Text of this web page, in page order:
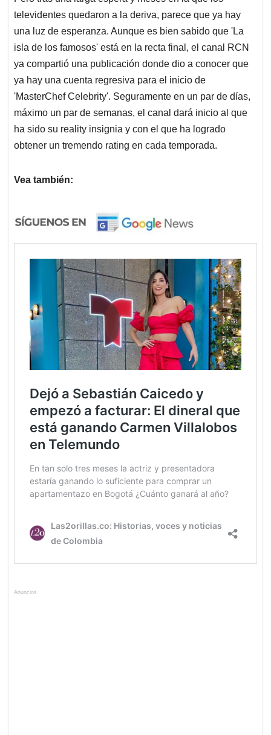
televidentes quedaron a la deriva, parece que ya hay
una luz de esperanza. Aunque es bien sabido que 'La
isla de los famosos' está en la recta final, el canal RCN
ya compartió una publicación donde dio a conocer que
ya hay una cuenta regresiva para el inicio de
'MasterChef Celebrity'. Seguramente en un par de días,
máximo un par de semanas, el canal dará inicio al que
ha sido su reality insignia y con el que ha logrado
obtener un tremendo rating en cada temporada.
Vea también:
Anuncios.